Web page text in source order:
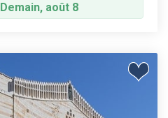
Demain, août 8